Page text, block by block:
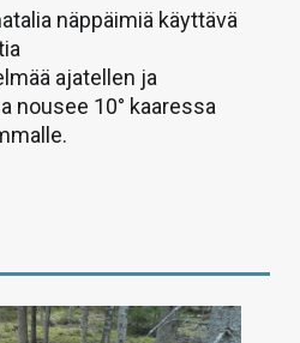
näppäimiä käyttävä
ajatellen ja
nousee 10° kaaressa